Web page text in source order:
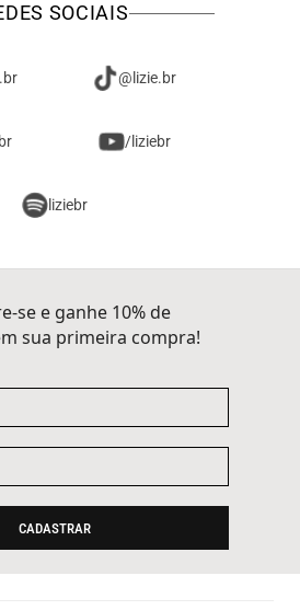
SOCIAIS
@lizie.br
/liziebr
liziebr
se e ganhe 10% de
sua primeira compra!
CADASTRAR